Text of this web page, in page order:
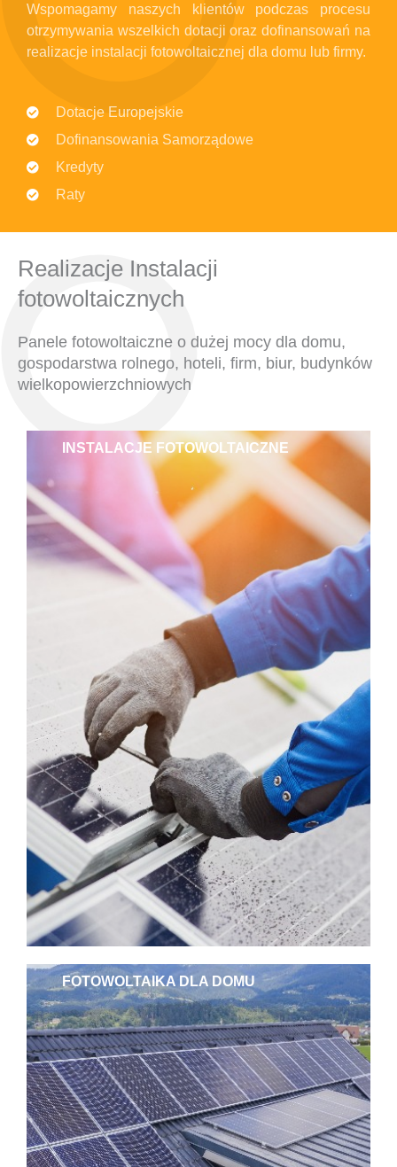
Wspomagamy naszych klientów podczas procesu
otrzymywania wszelkich dotacji oraz dofinansowań na
realizacje instalacji fotowoltaicznej dla domu lub firmy.
Dotacje Europejskie
Dofinansowania Samorządowe
Kredyty
Raty
Realizacje Instalacji
fotowoltaicznych
Panele fotowoltaiczne o dużej mocy dla domu,
gospodarstwa rolnego, hoteli, firm, biur, budynków
wielkopowierzchniowych
INSTALACJE FOTOWOLTAICZNE
FOTOWOLTAIKA DLA DOMU